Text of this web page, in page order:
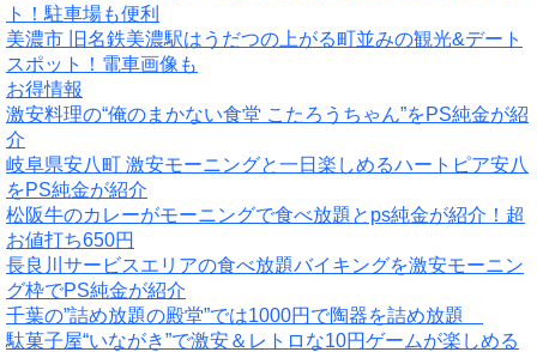
ト！駐車場も便利
美濃市 旧名鉄美濃駅はうだつの上がる町並みの観光&デート
スポット！電車画像も
お得情報
激安料理の“俺のまかない食堂 こたろうちゃん”をPS純金が紹
介
岐阜県安八町 激安モーニングと一日楽しめるハートピア安八
をPS純金が紹介
松阪牛のカレーがモーニングで食べ放題とps純金が紹介！超
お値打ち650円
長良川サービスエリアの食べ放題バイキングを激安モーニン
グ枠でPS純金が紹介
千葉の”詰め放題の殿堂”では1000円で陶器を詰め放題
駄菓子屋“いながき”で激安＆レトロな10円ゲームが楽しめる